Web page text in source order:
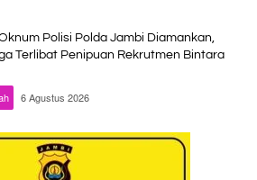
Polisi Polda Jambi Diamankan,
Terlibat Penipuan Rekrutmen Bintara
6 Agustus 2026